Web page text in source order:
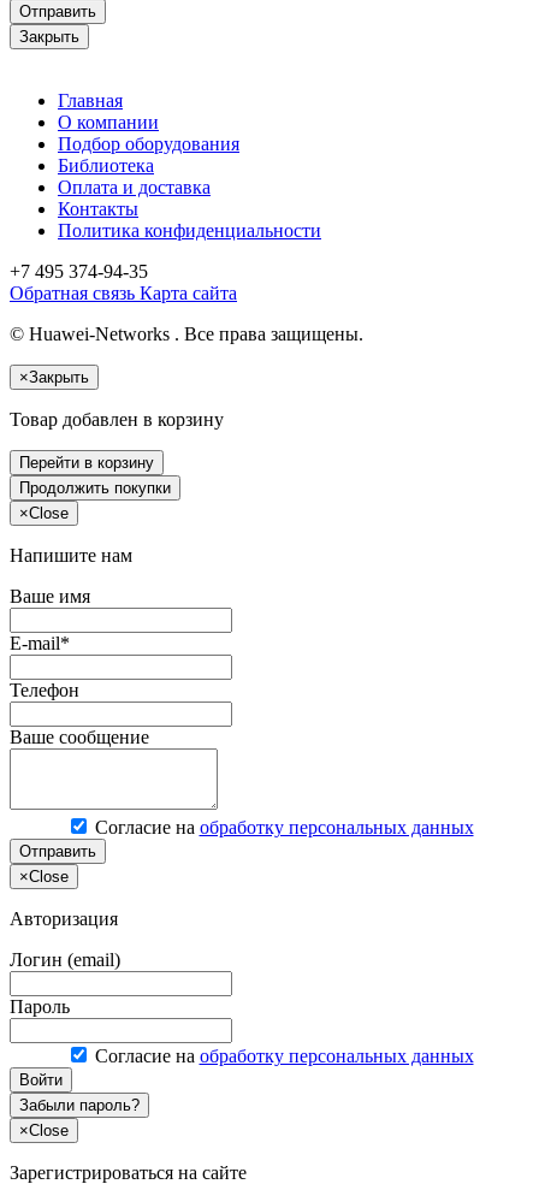
Отправить
Закрыть
Главная
О компании
Подбор оборудования
Библиотека
Оплата и доставка
Контакты
Политика конфиденциальности
+7 495 374-94-35
Обратная связь Карта сайта
© Huawei-Networks . Все права защищены.
×Закрыть
Товар добавлен в корзину
Перейти в корзину
Продолжить покупки
×Close
Напишите нам
Ваше имя
E-mail*
Телефон
Ваше сообщение
Согласие на обработку персональных данных
Отправить
×Close
Авторизация
Логин (email)
Пароль
Согласие на обработку персональных данных
Войти
Забыли пароль?
×Close
Зарегистрироваться на сайте